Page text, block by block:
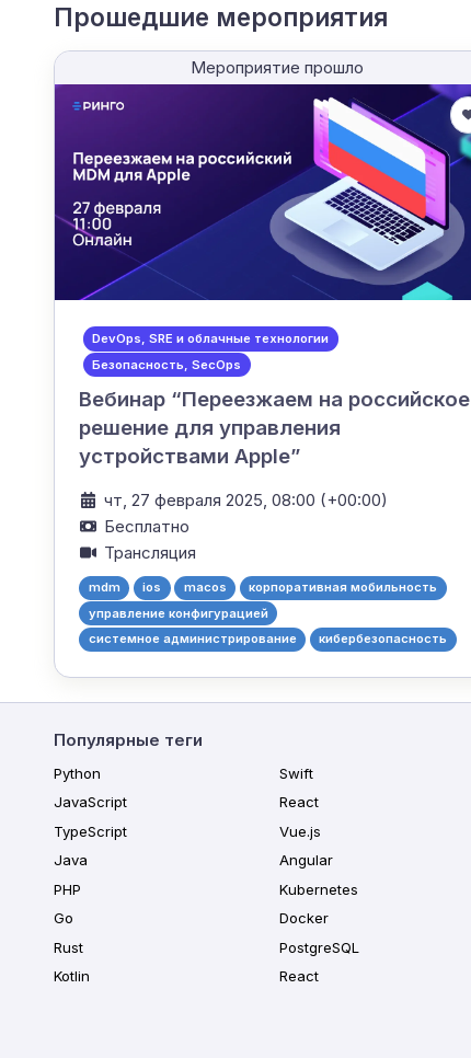
Прошедшие мероприятия
Мероприятие прошло
DevOps, SRE и облачные технологии
Безопасность, SecOps
Вебинар “Переезжаем на российское
решение для управления
устройствами Apple”
чт, 27 февраля 2025, 08:00 (+00:00)
Бесплатно
Трансляция
mdm ios macos
корпоративная мобильность
управление конфигурацией
системное администрирование
кибербезопасность
Популярные теги
Python
JavaScript
TypeScript
Java
PHP
Go
Rust
Kotlin
Swift
React
Vue.js
Angular
Kubernetes
Docker
PostgreSQL
React